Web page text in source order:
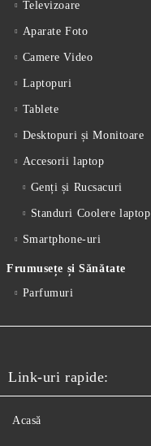
Televizoare
Aparate Foto
Camere Video
Laptopuri
Tablete
Desktopuri și Monitoare
Accesorii laptop
Genți și Rucsacuri
Standuri Coolere laptop
Smartphone-uri
Frumusețe și Sănătate
Parfumuri
Link-uri rapide:
Acasă